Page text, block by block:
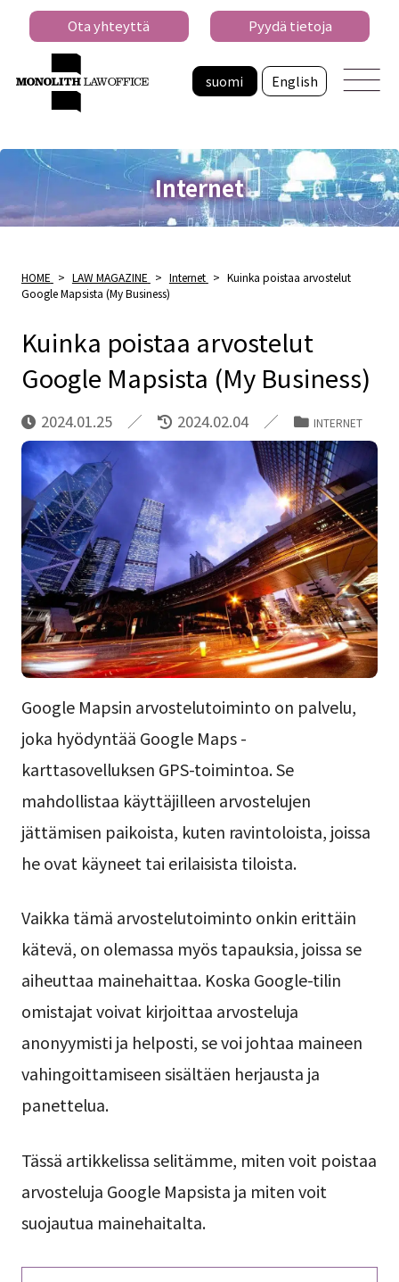
suomi English
Ota yhteyttä Pyydä tietoja
Internet
HOME > LAW MAGAZINE > Internet > Kuinka poistaa arvostelut
Google Mapsista (My Business)
Kuinka poistaa arvostelut
Google Mapsista (My Business)
2024.01.25 2024.02.04 INTERNET
Google Mapsin arvostelutoiminto on palvelu,
joka hyödyntää Google Maps -
karttasovelluksen GPS-toimintoa. Se
mahdollistaa käyttäjilleen arvostelujen
jättämisen paikoista, kuten ravintoloista, joissa
he ovat käyneet tai erilaisista tiloista.
Vaikka tämä arvostelutoiminto onkin erittäin
kätevä, on olemassa myös tapauksia, joissa se
aiheuttaa mainehaittaa. Koska Google-tilin
omistajat voivat kirjoittaa arvosteluja
anonyymisti ja helposti, se voi johtaa maineen
vahingoittamiseen sisältäen herjausta ja
panettelua.
Tässä artikkelissa selitämme, miten voit poistaa
arvosteluja Google Mapsista ja miten voit
suojautua mainehaitalta.